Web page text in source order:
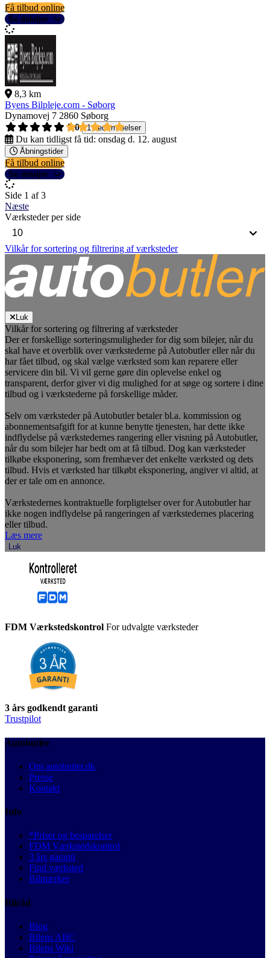
Få tilbud online
Se detaljer
8,3 km
Byens Bilpleje.com - Søborg
Dynamovej 7 2860 Søborg
5,0
1 bedømmelser
Du kan tidligst få tid: onsdag d. 12. august
Åbningstider
Få tilbud online
Se detaljer
Side 1 af 3
Næste
Værksteder per side
Vilkår for sortering og filtrering af værksteder
Luk
Vilkår for sortering og filtrering af værksteder
Der er forskellige sorteringsmuligheder for dig som bilejer, når du
skal have et overblik over værkstederne på Autobutler eller når du
har fået tilbud, og skal vælge værksted som kan reparere eller
servicere din bil. Vi vil gerne gøre din oplevelse enkel og
transparent, derfor giver vi dig mulighed for at søge og sortere i dine
tilbud og i værkstederne på forskellige måder.
Selv om værksteder på Autobutler betaler bl.a. kommission og
abonnementsafgift for at kunne benytte tjenesten, har dette ikke
indflydelse på værkstedernes rangering eller visning på Autobutler,
når du som bilejer har bedt om at få tilbud. Dog kan værksteder
tilkøbe eksponering, som fremhæver det enkelte værksted og dets
tilbud. Hvis et værksted har tilkøbt eksponering, angiver vi altid, at
der er tale om en annonce.
Værkstedernes kontraktuelle forpligtelser over for Autobutler har
ikke nogen indflydelse på rangeringen af værkstedernes placering
eller tilbud.
Læs mere
Luk
FDM Værkstedskontrol For udvalgte værksteder
3 års godkendt garanti
Trustpilot
Autobutler
Om autobutler.dk
Presse
Kontakt
Info
*Priser og besparelser
FDM Værkstedskontrol
3 års garanti
Find værksted
Bilmærker
Bilråd
Blog
Bilens ABC
Bilens Wiki